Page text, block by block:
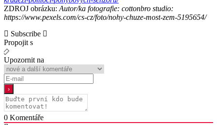
ZDROJ obrázku: Autor/ka fotografie: cottonbro studio:
https://www.pexels.com/cs-cz/foto/nohy-chuze-most-zem-5195654/
Subscribe
Propojit s
Upozornit na
0 Komentáře